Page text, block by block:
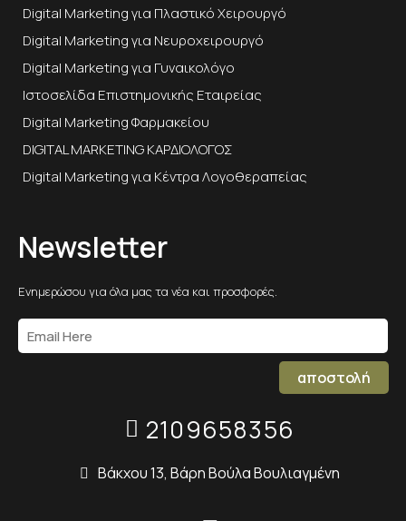
Digital Marketing για Πλαστικό Χειρουργό
Digital Marketing για Νευροχειρουργό
Digital Marketing για Γυναικολόγο
Ιστοσελίδα Επιστημονικής Εταιρείας
Digital Marketing Φαρμακείου
DIGITAL MARKETING ΚΑΡΔΙΟΛΟΓΟΣ
Digital Marketing για Κέντρα Λογοθεραπείας
Newsletter
Ενημερώσου για όλα μας τα νέα και προσφορές.
αποστολή
2109658356
Βάκχου 13, Βάρη Βούλα Βουλιαγμένη